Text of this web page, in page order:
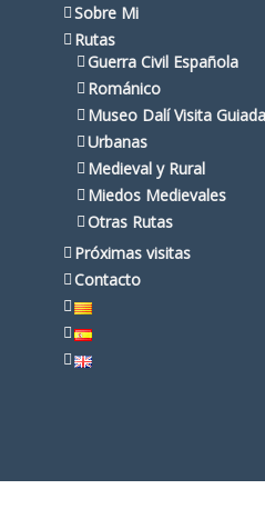
Sobre Mi
Rutas
Guerra Civil Española
Románico
Museo Dalí Visita Guiada
Urbanas
Medieval y Rural
Miedos Medievales
Otras Rutas
Próximas visitas
Contacto